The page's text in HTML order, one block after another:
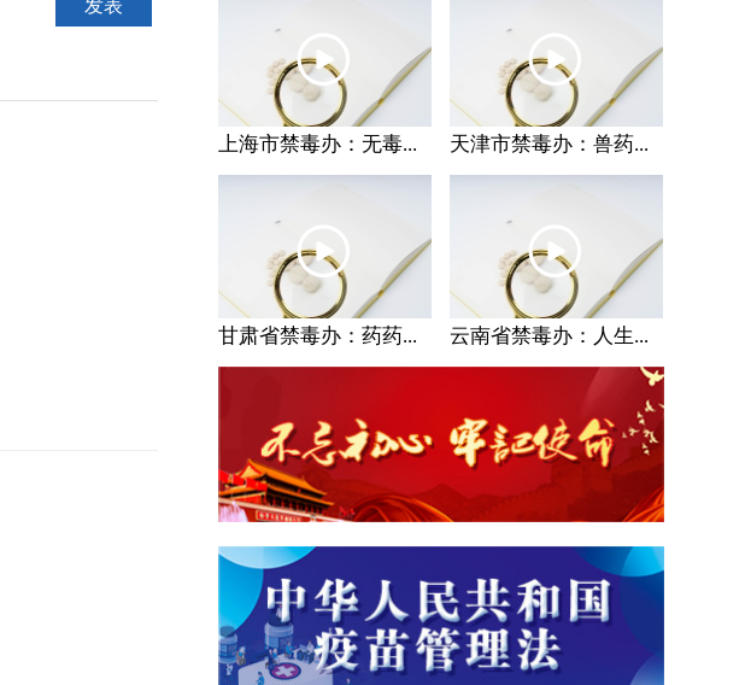
上海市禁毒办：无毒... 天津市禁毒办：兽药...
甘肃省禁毒办：药药... 云南省禁毒办：人生...